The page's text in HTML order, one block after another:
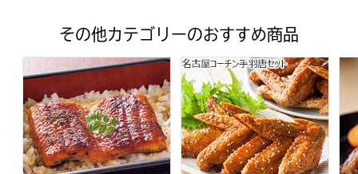
その他カテゴリーのおすすめ商品
三河一色産 うなぎ蒲焼 50g×2 (L3785)【サクワ】
名古屋コーチン手羽唐セット丸